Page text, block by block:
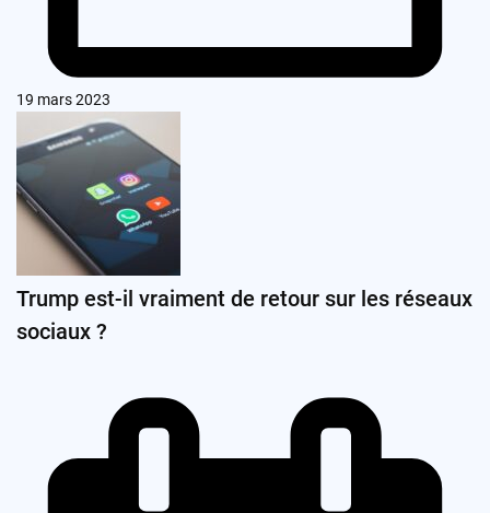
19 mars 2023
Trump est-il vraiment de retour sur les réseaux
sociaux ?